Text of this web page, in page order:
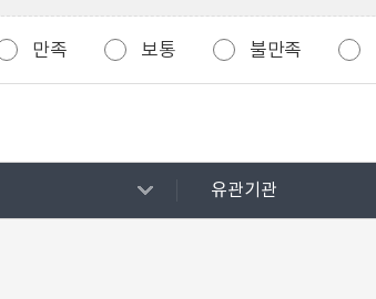
만족 보통 불만족
유관기관